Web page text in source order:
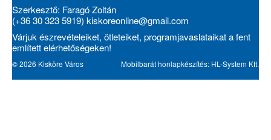
Szerkesztő: Faragó Zoltán
(+36 30 323 5919) kiskoreonline@gmail.com
Várjuk észrevételeiket, ötleteiket, programjavaslataikat a fent
említett elérhetőségeken!
Mobilbarát honlapkészítés: HL-System Kft.
© 2026 Kisköre Város